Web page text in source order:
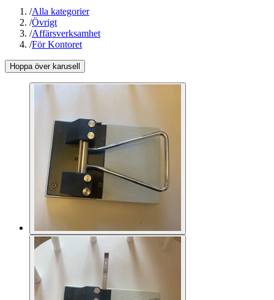
/Alla kategorier
/Övrigt
/Affärsverksamhet
/För Kontoret
Hoppa över karusell